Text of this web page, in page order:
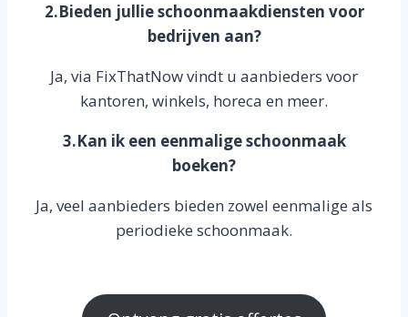
2.Bieden jullie schoonmaakdiensten voor
bedrijven aan?
Ja, via FixThatNow vindt u aanbieders voor
kantoren, winkels, horeca en meer.
3.Kan ik een eenmalige schoonmaak
boeken?
Ja, veel aanbieders bieden zowel eenmalige als
periodieke schoonmaak.